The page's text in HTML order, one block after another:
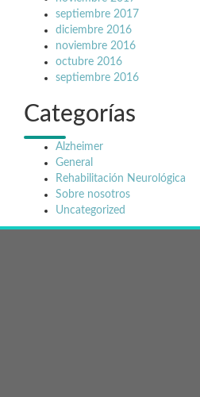
septiembre 2017
diciembre 2016
noviembre 2016
octubre 2016
septiembre 2016
Categorías
Alzheimer
General
Rehabilitación Neurológica
Sobre nosotros
Uncategorized